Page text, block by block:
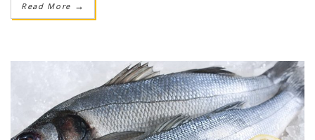
Read More →